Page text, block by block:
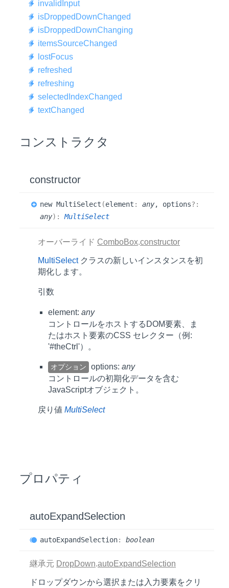
invalid Input
isDropped DownChanged
isDropped DownChanging
itemsSourceChanged
lostFocus
refreshed
refreshing
selected IndexChanged
textChanged
コンストラクタ
constructor
new Multi Select (element : any, options?:
any) :MultiSelect
オーバーライド ComboBox.constructor
MultiSelectクラスの新しいインスタンスを初
期化します。
引数
element: any
コントロールをホストするDOM要素、ま
たはホスト要素のCSS セレクター（例:
'#theCtrl'）。
オプション options: any
コントロールの初期化データを含む
JavaScriptオブジェクト。
戻り値 MultiSelect
プロパティ
autoExpandSelection
autoExpandSelection: boolean
継承元 DropDown.autoExpandSelection
ドロップダウンから選択または入力要素をクリ